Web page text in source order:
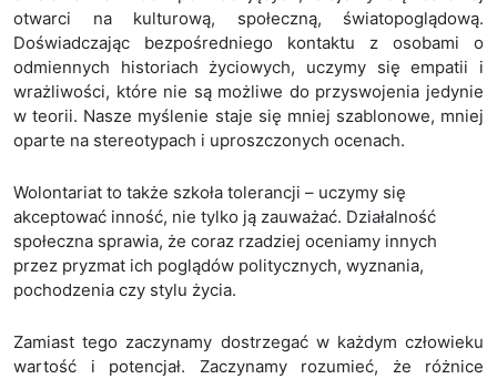
otwarci na kulturową, społeczną, światopoglądową.
Doświadczając bezpośredniego kontaktu z osobami o
odmiennych historiach życiowych, uczymy się empatii i
wrażliwości, które nie są możliwe do przyswojenia jedynie
w teorii. Nasze myślenie staje się mniej szablonowe, mniej
oparte na stereotypach i uproszczonych ocenach.
Wolontariat to także szkoła tolerancji – uczymy się
akceptować inność, nie tylko ją zauważać. Działalność
społeczna sprawia, że coraz rzadziej oceniamy innych
przez pryzmat ich poglądów politycznych, wyznania,
pochodzenia czy stylu życia.
Zamiast tego zaczynamy dostrzegać w każdym człowieku
wartość i potencjał. Zaczynamy rozumieć, że różnice